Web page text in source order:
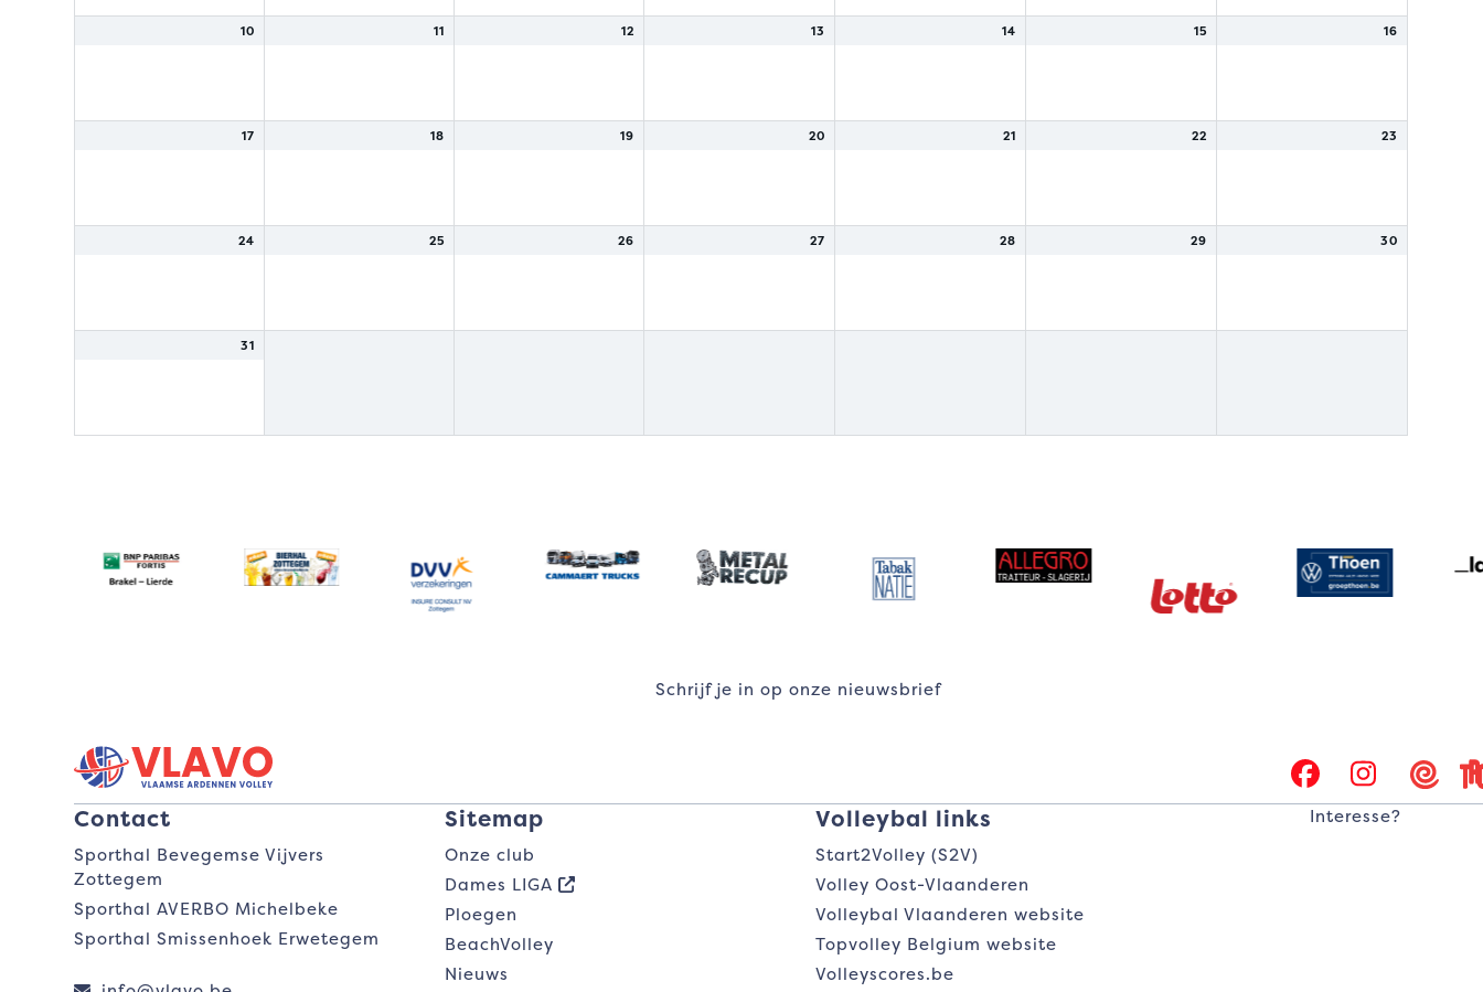
10 11 12 13 14 15 16
17 18 19 20 21 22 23
24 25 26 27 28 29 30
31
Use
access
the
carousel
navigation
buttons
Schrijf je in op onze nieuwsbrief
Facebook
Contact
Sporthal Bevegemse Vijvers
Zottegem
Sporthal AVERBO Michelbeke
Sporthal Smissenhoek Erwetegem
Sitemap
Onze club
Dames LIGA
Ploegen
BeachVolley
Nieuws
Volleybal links
Start2Volley (S2V)
Volley Oost-Vlaanderen
Volleybal Vlaanderen website
Topvolley Belgium website
Volleyscores.be
Interesse?